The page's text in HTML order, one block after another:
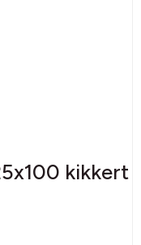
kikkert